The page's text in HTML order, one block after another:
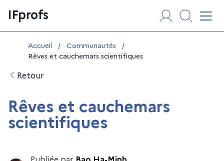
au
contenu
IFprofs
Vous êtes ici :
Accueil / Communautés
/
Rêves et cauchemars scientifiques
Retour
Rêves et cauchemars
scientifiques